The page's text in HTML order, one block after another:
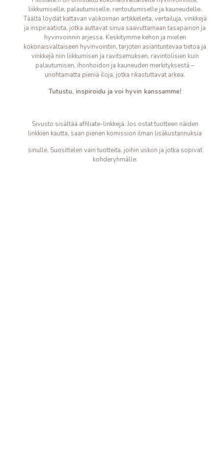
liikkumiselle, palautumiselle, rentoutumiselle ja kauneudelle.
Täältä löydät kattavan valikoiman artikkeleita, vertailuja, vinkkejä
ja inspiraatiota, jotka auttavat sinua saavuttamaan tasapainon ja
hyvinvoinnin arjessa. Keskitymme kehon ja mielen
kokonaisvaltaiseen hyvinvointiin, tarjoten asiantuntevaa tietoa ja
vinkkejä niin liikkumisen ja ravitsemuksen, ravintolisien kuin
palautumisen, ihonhoidon ja kauneuden merkityksestä –
unohtamatta pieniä iloja, jotka rikastuttavat arkea.
Tutustu, inspiroidu ja voi hyvin kanssamme!
Sivusto sisältää affiliate-linkkejä. Jos ostat tuotteen näiden
linkkien kautta, saan pienen komission ilman lisäkustannuksia
sinulle. Suosittelen vain tuotteita, joihin uskon ja jotka sopivat
kohderyhmälle.